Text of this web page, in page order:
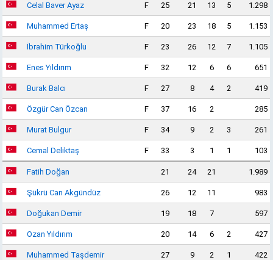
Celal Baver Ayaz F 25 21 13 5 1.298
Muhammed Ertaş F 20 23 18 5 1.153
İbrahim Türkoğlu F 23 26 12 7 1.105
Enes Yıldırım F 32 12 6 6 651
Burak Balcı F 27 8 4 2 419
Özgür Can Özcan F 37 16 2 285
Murat Bulgur F 34 9 2 3 261
Cemal Deliktaş F 33 3 1 1 103
Fatih Doğan 21 24 21 1.989
Şükrü Can Akgündüz 26 12 11 983
Doğukan Demir 19 18 7 597
Ozan Yıldırım 20 14 6 2 427
Muhammed Taşdemir 27 9 2 1 422